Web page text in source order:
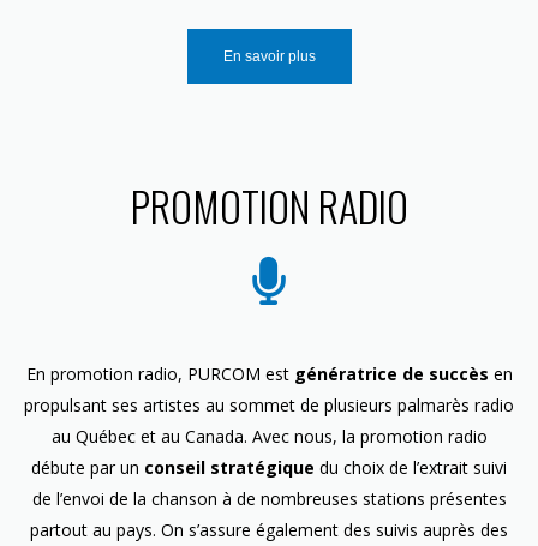
En savoir plus
PROMOTION RADIO
En promotion radio, PURCOM est génératrice de succès en
propulsant ses artistes au sommet de plusieurs palmarès radio
au Québec et au Canada. Avec nous, la promotion radio
débute par un conseil stratégique du choix de l’extrait suivi
de l’envoi de la chanson à de nombreuses stations présentes
partout au pays. On s’assure également des suivis auprès des